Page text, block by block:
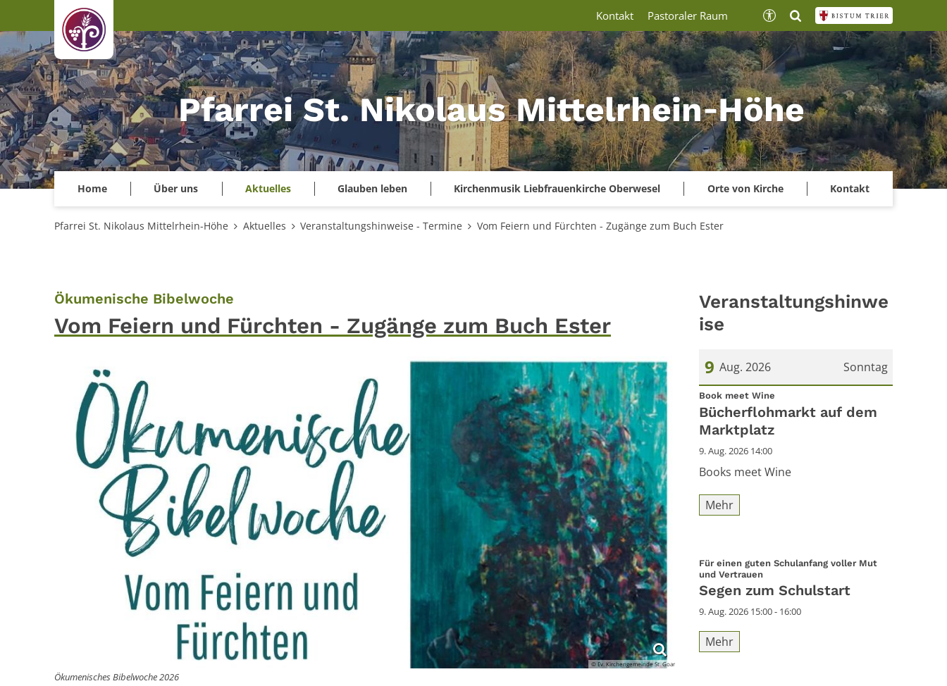
Zum Inhalt springen
Pfarrei St. Nikolaus Mittelrhein‑Höhe
Home Über uns Aktuelles Glauben leben Kirchenmusik Liebfrauenkirche Oberwesel Orte von Kirche Kontakt
Kontakt Pastoraler Raum
Pfarrei St. Nikolaus Mittelrhein-Höhe Aktuelles Veranstaltungshinweise - Termine Vom Feiern und Fürchten - Zugänge zum Buch Ester
Ökumenische Bibelwoche
Vom Feiern und Fürchten - Zugänge zum Buch Ester
© Ev. Kirchengemeinde St. Goar
Ökumenisches Bibelwoche 2026
Veranstaltungshinwe
ise
Sonntag
9 Aug. 2026
Datum: 9. August 2026
Book meet Wine
Bücherflohmarkt auf dem
Marktplatz
9. Aug. 2026 14:00
Books meet Wine
Mehr
Für einen guten Schulanfang voller Mut
und Vertrauen:
Segen zum Schulstart
9. Aug. 2026 15:00 - 16:00
Mehr